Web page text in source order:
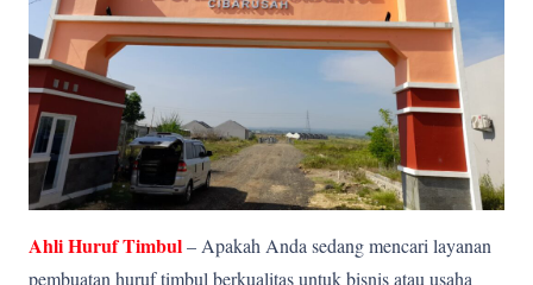
Ahli Huruf Timbul– Apakah Anda sedang mencari layanan
pembuatan huruf timbul berkualitas untuk bisnis atau usaha